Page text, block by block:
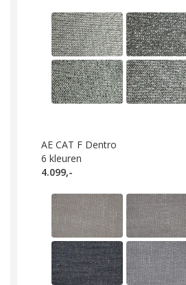
AE CAT F Dentro
6 kleuren
4.099,-